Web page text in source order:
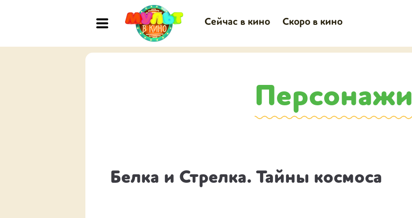
Сейчас в кино Скоро в кино
Персонажи
Белка и Стрелка. Тайны космоса